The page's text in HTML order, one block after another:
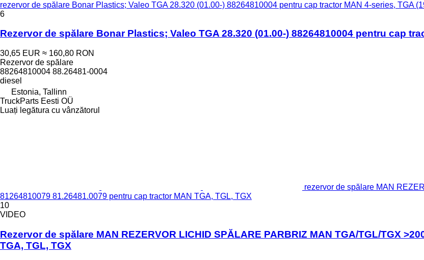
rezervor de spălare Bonar Plastics; Valeo TGA 28.320 (01.00-) 88264810004 pentru cap tractor MAN 4-series, TGA
6
Rezervor de spălare Bonar Plastics; Valeo TGA 28.320 (01.00-) 88264810004 pentru cap
30,65 EUR ≈ 160,80 RON
Rezervor de spălare
88264810004 88.26481-0004
diesel
Estonia, Tallinn
TruckParts Eesti OÜ
Luați legătura cu vânzătorul
rezervor de spălare MAN
81264810079 81.26481.0079 pentru cap tractor MAN TGA, TGL, TGX
10
VIDEO
Rezervor de spălare MAN REZERVOR LICHID SPĂLARE PARBRIZ MAN TGA/TGL/TGX
TGA, TGL, TGX